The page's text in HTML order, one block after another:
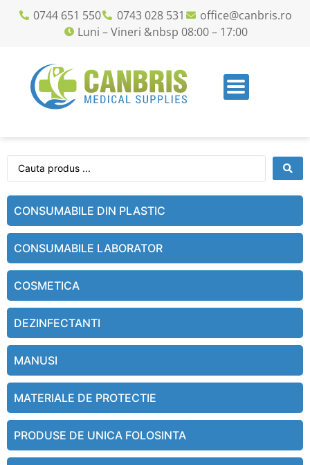
0744 651 550 0743 028 531
office@canbris.ro
Luni – Vineri &nbsp 08:00 – 17:00
CONSUMABILE DIN PLASTIC
CONSUMABILE LABORATOR
COSMETICA
DEZINFECTANTI
MANUSI
MATERIALE DE PROTECTIE
PRODUSE DE UNICA FOLOSINTA